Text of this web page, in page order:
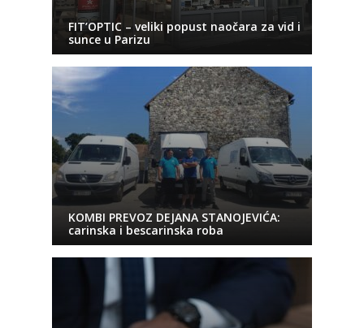
FIT’OPTIC – veliki popust naočara za vid i
sunce u Parizu
KOMBI PREVOZ DEJANA STANOJEVIĆA:
carinska i bescarinska roba